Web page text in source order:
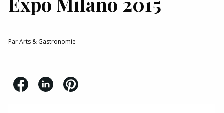
Interviews
ParArts & Gastronomie